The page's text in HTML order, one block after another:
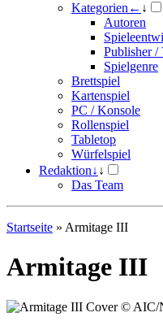
Kategorien ← ↓
Autoren
Publisher /
Spielgenre
Brettspiel
Kartenspiel
PC / Konsole
Rollenspiel
Tabletop
Würfelspiel
Redaktion↓ ↓
Das Team
Startseite » Armitage III
Armitage III